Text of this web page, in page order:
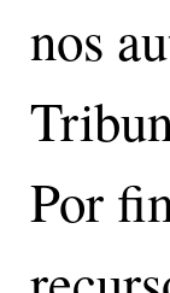
nos
Por